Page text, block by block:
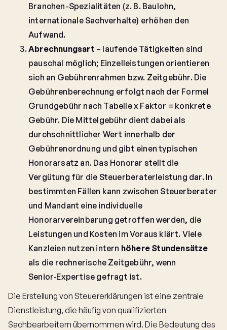
Branchen-Spezialitäten (z. B. Baulohn,
internationale Sachverhalte) erhöhen den
Aufwand.
Abrechnungsart – laufende Tätigkeiten sind
pauschal möglich; Einzelleistungen orientieren
sich an Gebührenrahmen bzw. Zeitgebühr. Die
Gebührenberechnung erfolgt nach der Formel
Grundgebühr nach Tabelle x Faktor = konkrete
Gebühr. Die Mittelgebühr dient dabei als
durchschnittlicher Wert innerhalb der
Gebührenordnung und gibt einen typischen
Honorarsatz an. Das Honorar stellt die
Vergütung für die Steuerberaterleistung dar. In
bestimmten Fällen kann zwischen Steuerberater
und Mandant eine individuelle
Honorarvereinbarung getroffen werden, die
Leistungen und Kosten im Voraus klärt. Viele
Kanzleien nutzen intern höhere Stundensätze
als die rechnerische Zeitgebühr, wenn
Senior‑Expertise gefragt ist.
Die Erstellung von Steuererklärungen ist eine zentrale
Dienstleistung, die häufig von qualifizierten
Sachbearbeitern übernommen wird. Die Bedeutung des